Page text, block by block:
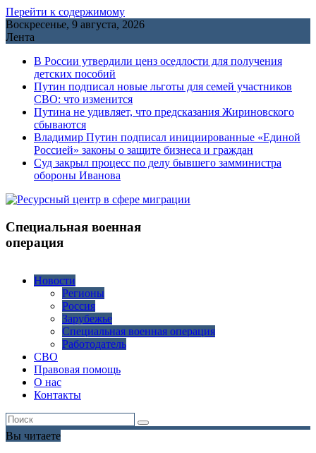
Перейти к содержимому
Воскресенье, 9 августа, 2026
Лента
В России утвердили ценз оседлости для получения
детских пособий
Путин подписал новые льготы для семей участников
СВО: что изменится
Путина не удивляет, что предсказания Жириновского
сбываются
Владимир Путин подписал инициированные «Единой
Россией» законы о защите бизнеса и граждан
Cуд закрыл процесс по делу бывшего замминистра
обороны Иванова
Специальная военная
операция
Новости
Регионы
Россия
Зарубежье
Специальная военная операция
Работодатель
СВО
Правовая помощь
О нас
Контакты
Вы читаете